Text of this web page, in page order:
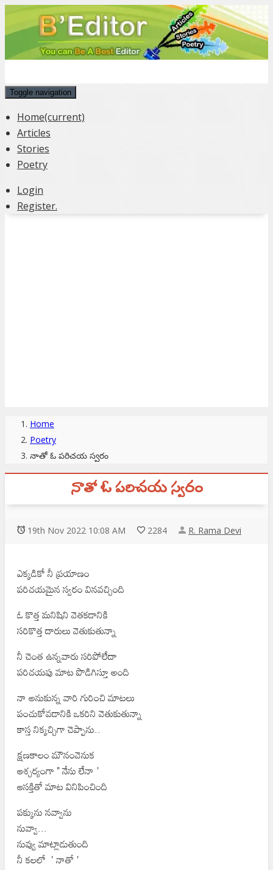
Toggle navigation
Home(current)
Articles
Stories
Poetry
Login
Register.
Home
Poetry
నాతో ఓ పరిచయ స్వరం
నాతో ఓ పరిచయ స్వరం
19th Nov 2022 10:08 AM 2284 R. Rama Devi
ఎక్కడికో నీ ప్రయాణం
పరిచయమైన స్వరం వినవచ్చింది
ఓ కొత్త మనిషిని వెతకడానికి
సరికొత్త దారులు వెతుకుతున్నా
నీ చెంత ఉన్నవారు సరిపోలేదా
పరిచయపు మాట పొడిగిస్తూ అంది
నా అనుకున్న వారి గురించి మాటలు
పంచుకోవడానికి ఒకరిని వెతుకుతున్నా
కాస్త నిక్కచ్చిగా చెప్పాను..
క్షణకాలం మౌనంవెనుక
ఆశ్చర్యంగా " నేను లేనా '
ఆసక్తితో మాట వినిపించింది
పక్కును నవ్వాను
నువ్వా...
నువ్వు మాట్లాడుతుంది
నీ కలలో ' నాతో '